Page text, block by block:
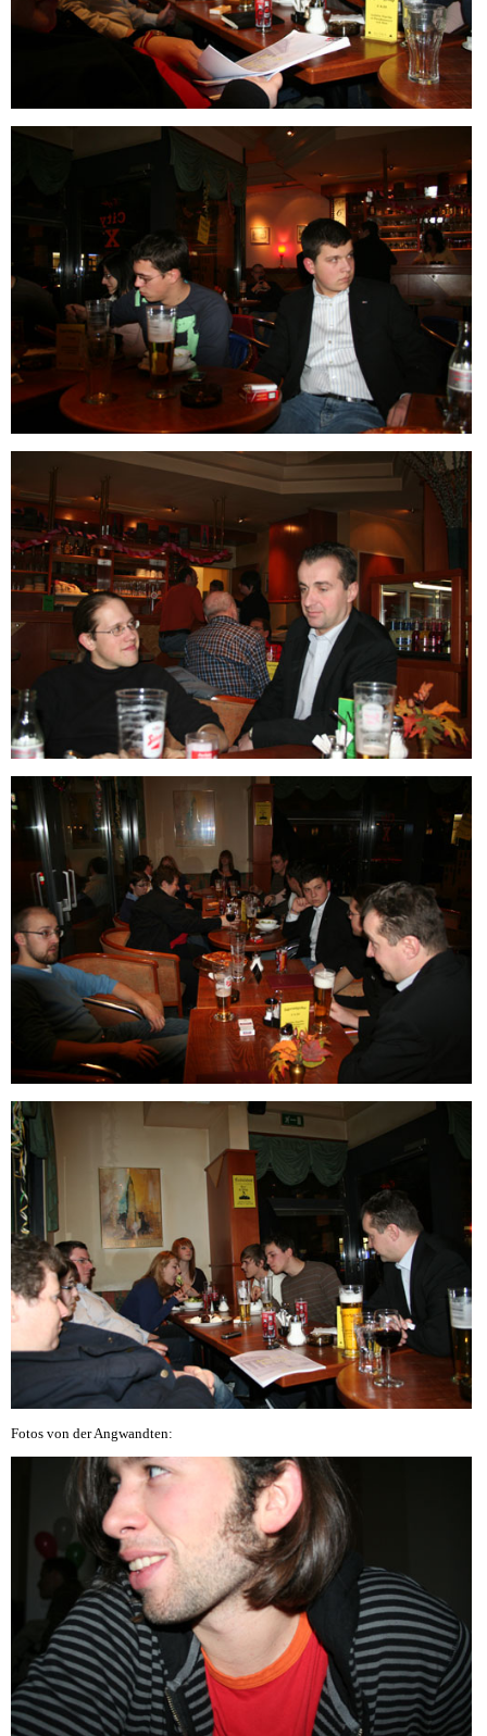
Fotos von der Angwandten: